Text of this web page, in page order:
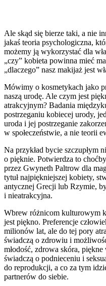
Ale skąd się bierze taki, a nie
jakaś teoria psychologiczna,
możemy ją wykorzystać dla
„czy” kobieta powinna mieć
„dlaczego” nasz makijaż jest
Mówimy o kosmetykach jako
naszą urodę. Ale czym jest
atrakcyjnym? Badania
postrzeganiu kobiecej urody,
uroda i jej postrzeganie
w społeczeństwie, a nie teorii
Na przykład bycie szczupłym
o pięknie. Potwierdza to
przez Gwyneth Paltrow dla
tytuł najpiękniejszej kobiety,
antycznej Grecji lub Rzymie,
i nieatrakcyjna.
Wbrew różnicom kulturowym
jest piękno. Preferencje
milionów lat, ale do tej pory
świadczą o zdrowiu i
młodość, zdrowa skóra, piękne
świadczą o podnieceniu i
do reprodukcji, a co za tym
partnerów do siebie.